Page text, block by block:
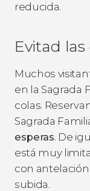
reducida.
Evitad las
Muchos
en la Sagrada
colas.
Sagrada
esperas. De
está muy
con
subida.